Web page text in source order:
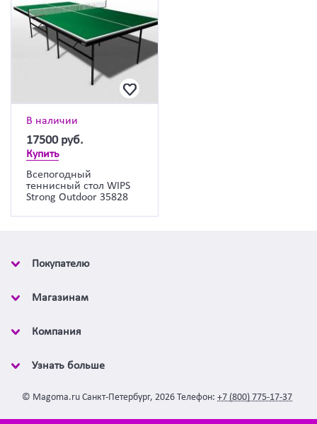
В наличии
17500 руб.
Купить
Всепогодный
теннисный стол WIPS
Strong Outdoor 35828
Покупателю
Магазинам
Компания
Узнать больше
© Magoma.ru Санкт-Петербург, 2026 Телефон: +7 (800) 775-17-37